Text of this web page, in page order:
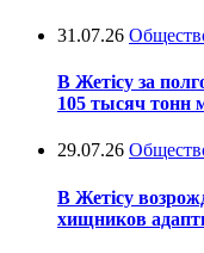
31.07.26
В Жетісу за
105 тысяч тонн
29.07.26
В Жетісу
хищников